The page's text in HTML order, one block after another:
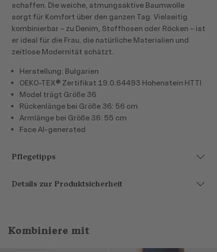
schaffen. Die weiche, atmungsaktive Baumwolle
sorgt für Komfort über den ganzen Tag. Vielseitig
kombinierbar – zu Denim, Stoffhosen oder Röcken – ist
er ideal für die Frau, die natürliche Materialien und
zeitlose Modernität schätzt.
Herstellung: Bulgarien
OEKO-TEX® Zertifikat 19.0.64493 Hohenstein HTTI
Model trägt Größe 36
Rückenlänge bei Größe 36: 56 cm
Armlänge bei Größe 36: 55 cm
Face AI-generated
Pflegetipps
Details zur Produktsicherheit
Kombiniere mit